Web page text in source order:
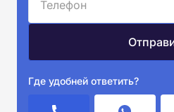
Где удобней ответить?